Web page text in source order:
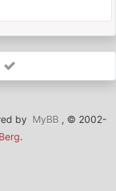
by MyBB , © 2002-
.